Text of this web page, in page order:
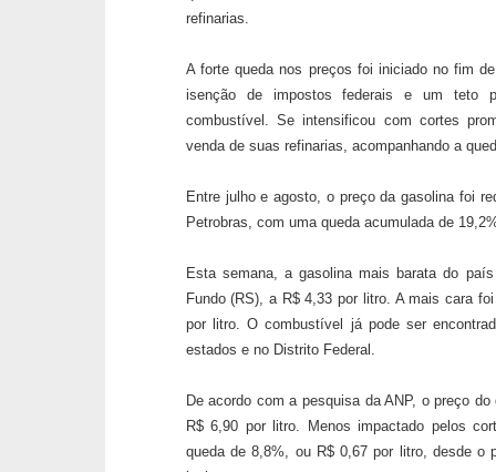
refinarias.
A forte queda nos preços foi iniciado no fim
isenção de impostos federais e um teto
combustível. Se intensificou com cortes
venda de suas refinarias, acompanhando a
Entre julho e agosto, o preço da gasolina foi
Petrobras, com uma queda acumulada de
Esta semana, a gasolina mais barata do
Fundo (RS), a R$ 4,33 por litro. A mais cara
por litro. O combustível já pode ser
estados e no Distrito Federal.
De acordo com a pesquisa da ANP, o preço
R$ 6,90 por litro. Menos impactado pelos
queda de 8,8%, ou R$ 0,67 por litro, desde o